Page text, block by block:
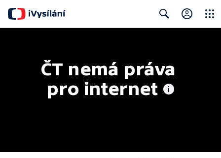
ČT nemá práva
pro internet